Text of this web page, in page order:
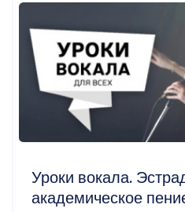
Уроки вокала.
академическое